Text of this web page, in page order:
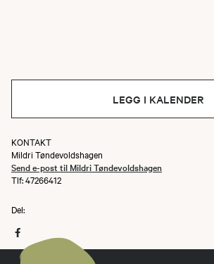
LEGG I KALENDER
KONTAKT
Mildri Tøndevoldshagen
Send e-post til Mildri Tøndevoldshagen
Tlf: 47266412
Del: